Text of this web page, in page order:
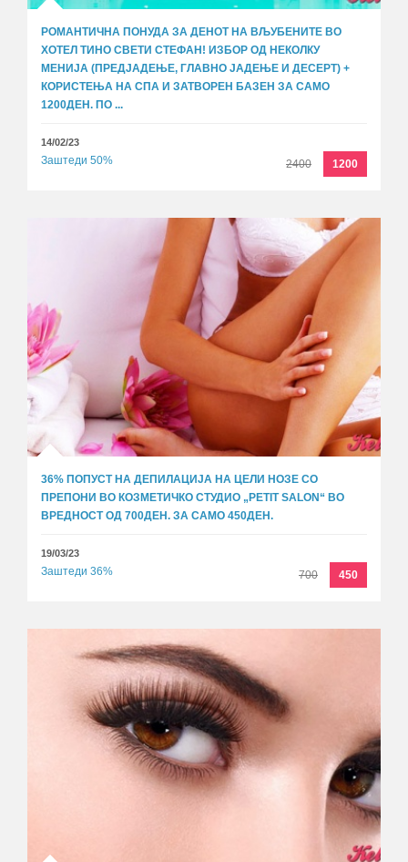
РОМАНТИЧНА ПОНУДА ЗА ДЕНОТ НА ВЉУБЕНИТЕ ВО
ХОТЕЛ ТИНО СВЕТИ СТЕФАН! ИЗБОР ОД НЕКОЛКУ
МЕНИЈА (ПРЕДЈАДЕЊЕ, ГЛАВНО ЈАДЕЊЕ И ДЕСЕРТ) +
КОРИСТЕЊА НА СПА И ЗАТВОРЕН БАЗЕН ЗА САМО
1200ДЕН. ПО ...
14/02/23
Заштеди 50% 2400 1200
36% ПОПУСТ НА ДЕПИЛАЦИЈА НА ЦЕЛИ НОЗЕ СО
ПРЕПОНИ ВО КОЗМЕТИЧКО СТУДИО „PETIT SALON“ ВО
ВРЕДНОСТ ОД 700ДЕН. ЗА САМО 450ДЕН.
19/03/23
Заштеди 36% 700 450